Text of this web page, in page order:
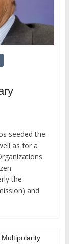
seeded the
as for a
the
and